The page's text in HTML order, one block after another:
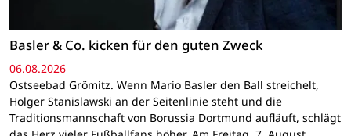
Basler & Co. kicken für den guten Zweck
06.08.2026
Ostseebad Grömitz. Wenn Mario Basler den Ball streichelt,
Holger Stanislawski an der Seitenlinie steht und die
Traditionsmannschaft von Borussia Dortmund aufläuft, schlägt